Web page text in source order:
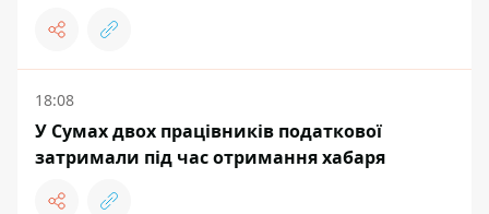
18:08
У Сумах двох працівників податкової
затримали під час отримання хабаря